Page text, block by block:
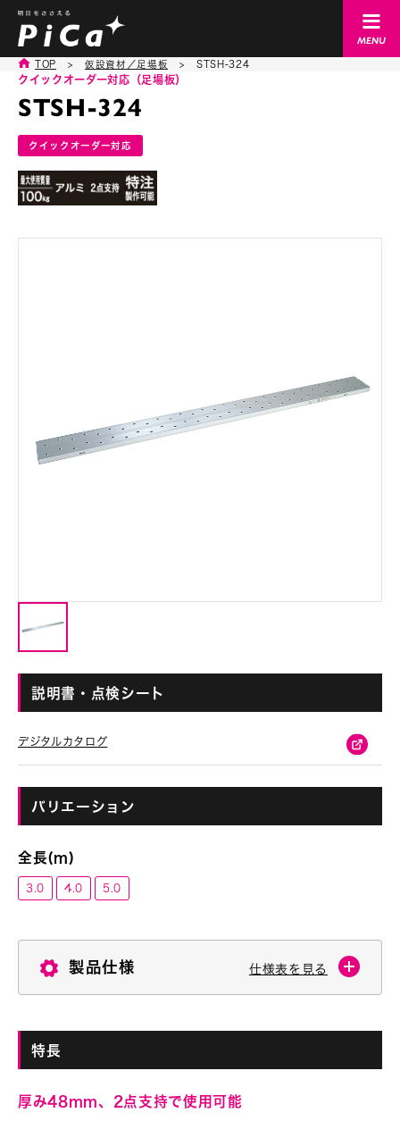
TOP > 仮設資材／足場板 > STSH-324
STSH-324
クイックオーダー対応（足場板）
クイックオーダー対応
説明書・点検シート
デジタルカタログ
バリエーション
全長(m)
3.0 4.0 5.0
製品仕様 仕様表を見る
特長
厚み48mm、2点支持で使用可能